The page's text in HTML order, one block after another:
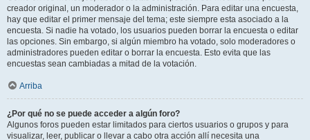
creador original, un moderador o la administración. Para editar una encuesta,
hay que editar el primer mensaje del tema; este siempre esta asociado a la
encuesta. Si nadie ha votado, los usuarios pueden borrar la encuesta o editar
las opciones. Sin embargo, si algún miembro ha votado, solo moderadores o
administradores pueden editar o borrar la encuesta. Esto evita que las
encuestas sean cambiadas a mitad de la votación.
Arriba
¿Por qué no se puede acceder a algún foro?
Algunos foros pueden estar limitados para ciertos usuarios o grupos y para
visualizar, leer, publicar o llevar a cabo otra acción allí necesita una